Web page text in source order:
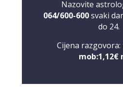
Nazovite
064/600-600svaki
do 24.
Cijena razgovora:
mob:1,12€
EMA / Kod 30
Tarot savjetnik
karte, numerologija